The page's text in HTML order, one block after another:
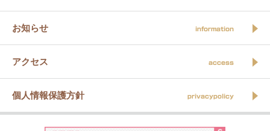
お知らせ information
アクセス access
個人情報保護方針 privacypolicy